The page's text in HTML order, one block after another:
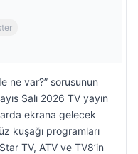
ne var?” sorusunun
Salı 2026 TV yayın
ekrana gelecek
kuşağı programları
TV, ATV ve TV8’in